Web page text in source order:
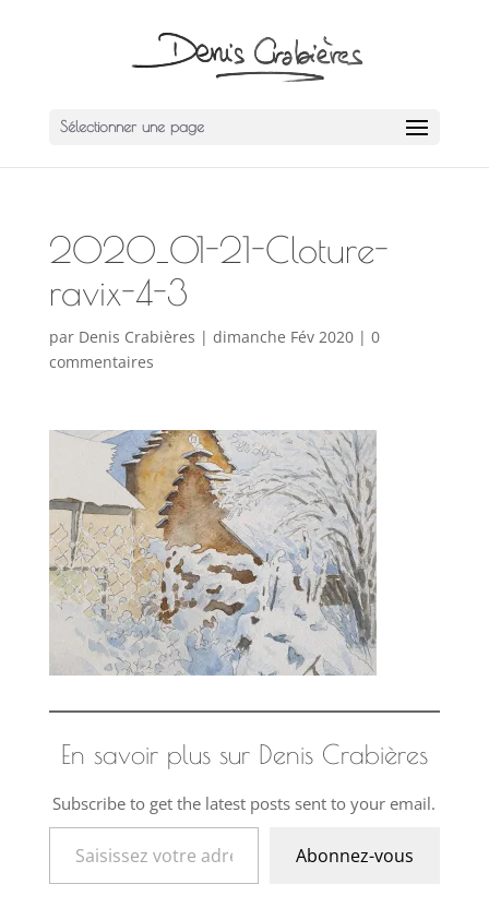
Sélectionner une page
2020_01-21-Cloture-
ravix-4-3
par Denis Crabières | dimanche Fév 2020| 0
commentaires
En savoir plus sur Denis Crabières
Subscribe to get the latest posts sent to your email.
Saisissez votre adresse e-mail…
Abonnez-vous